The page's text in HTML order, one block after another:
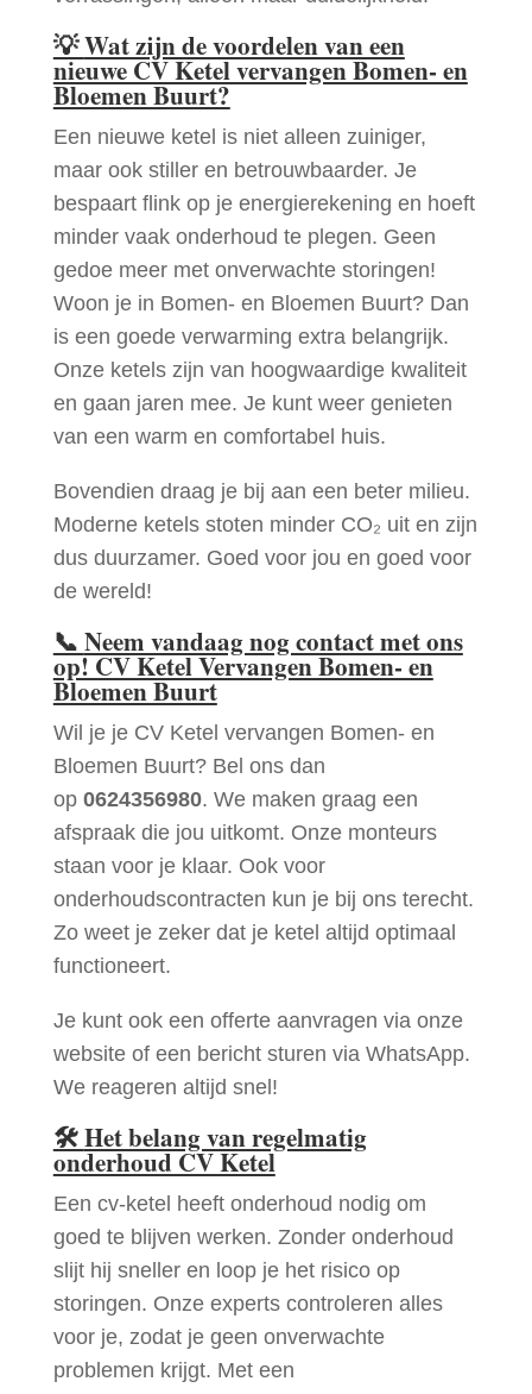
💡Wat zijn de voordelen van een
nieuwe CV Ketel vervangen Bomen- en
Bloemen Buurt?
Een nieuwe ketel is niet alleen zuiniger,
maar ook stiller en betrouwbaarder. Je
bespaart flink op je energierekening en hoeft
minder vaak onderhoud te plegen. Geen
gedoe meer met onverwachte storingen!
Woon je in Bomen- en Bloemen Buurt? Dan
is een goede verwarming extra belangrijk.
Onze ketels zijn van hoogwaardige kwaliteit
en gaan jaren mee. Je kunt weer genieten
van een warm en comfortabel huis.
Bovendien draag je bij aan een beter milieu.
Moderne ketels stoten minder CO₂ uit en zijn
dus duurzamer. Goed voor jou en goed voor
de wereld!
📞 Neem vandaag nog contact met ons
op! CV Ketel Vervangen Bomen- en
Bloemen Buurt
Wil je je CV Ketel vervangen Bomen- en
Bloemen Buurt? Bel ons dan
op 0624356980. We maken graag een
afspraak die jou uitkomt. Onze monteurs
staan voor je klaar. Ook voor
onderhoudscontracten kun je bij ons terecht.
Zo weet je zeker dat je ketel altijd optimaal
functioneert.
Je kunt ook een offerte aanvragen via onze
website of een bericht sturen via WhatsApp.
We reageren altijd snel!
🛠Het belang van regelmatig
onderhoud CV Ketel
Een cv-ketel heeft onderhoud nodig om
goed te blijven werken. Zonder onderhoud
slijt hij sneller en loop je het risico op
storingen. Onze experts controleren alles
voor je, zodat je geen onverwachte
problemen krijgt. Met een